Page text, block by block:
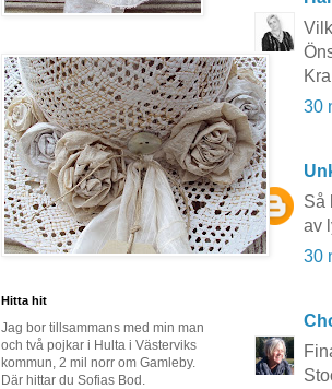
30
Så
av
30
Hitta hit
Jag bor tillsammans med min man
och två pojkar i Hulta i Västerviks
kommun, 2 mil norr om Gamleby.
Där hittar du Sofias Bod.